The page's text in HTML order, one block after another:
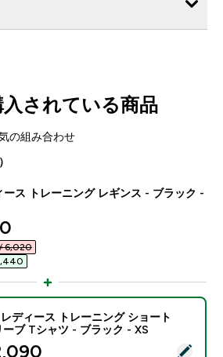
されている商品
の組み合わせ
ース トレーニング レギンス - ブラック -
price
6,020‎
- MP レディース トレーニング ショ
ディース トレーニング ショート
ーブ Tシャツ - ブラック - XS
price